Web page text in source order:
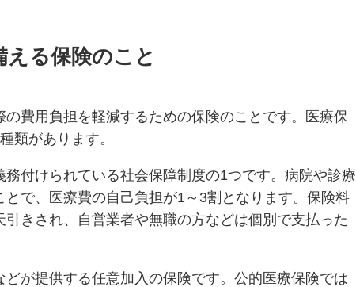
る保険のこと
費用負担を軽減するための保険のことです。医療保
類があります。
付けられている社会保障制度の1つです。病院や診療
で、医療費の自己負担が1～3割となります。保険料
きされ、自営業者や無職の方などは個別で支払った
が提供する任意加入の保険です。公的医療保険では